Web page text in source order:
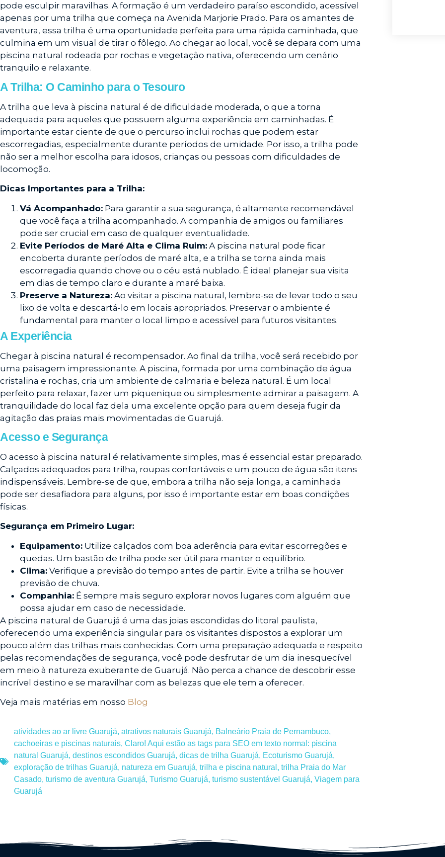
pode esculpir maravilhas. A formação é um verdadeiro paraíso escondido, acessível
apenas por uma trilha que começa na Avenida Marjorie Prado. Para os amantes de
aventura, essa trilha é uma oportunidade perfeita para uma rápida caminhada, que
culmina em um visual de tirar o fôlego. Ao chegar ao local, você se depara com uma
piscina natural rodeada por rochas e vegetação nativa, oferecendo um cenário
tranquilo e relaxante.
A Trilha: O Caminho para o Tesouro
A trilha que leva à piscina natural é de dificuldade moderada, o que a torna
adequada para aqueles que possuem alguma experiência em caminhadas. É
importante estar ciente de que o percurso inclui rochas que podem estar
escorregadias, especialmente durante períodos de umidade. Por isso, a trilha pode
não ser a melhor escolha para idosos, crianças ou pessoas com dificuldades de
locomoção.
Dicas Importantes para a Trilha:
Vá Acompanhado: Para garantir a sua segurança, é altamente recomendável
que você faça a trilha acompanhado. A companhia de amigos ou familiares
pode ser crucial em caso de qualquer eventualidade.
Evite Períodos de Maré Alta e Clima Ruim: A piscina natural pode ficar
encoberta durante períodos de maré alta, e a trilha se torna ainda mais
escorregadia quando chove ou o céu está nublado. É ideal planejar sua visita
em dias de tempo claro e durante a maré baixa.
Preserve a Natureza: Ao visitar a piscina natural, lembre-se de levar todo o seu
lixo de volta e descartá-lo em locais apropriados. Preservar o ambiente é
fundamental para manter o local limpo e acessível para futuros visitantes.
A Experiência
Chegar à piscina natural é recompensador. Ao final da trilha, você será recebido por
uma paisagem impressionante. A piscina, formada por uma combinação de água
cristalina e rochas, cria um ambiente de calmaria e beleza natural. É um local
perfeito para relaxar, fazer um piquenique ou simplesmente admirar a paisagem. A
tranquilidade do local faz dela uma excelente opção para quem deseja fugir da
agitação das praias mais movimentadas de Guarujá.
Acesso e Segurança
O acesso à piscina natural é relativamente simples, mas é essencial estar preparado.
Calçados adequados para trilha, roupas confortáveis e um pouco de água são itens
indispensáveis. Lembre-se de que, embora a trilha não seja longa, a caminhada
pode ser desafiadora para alguns, por isso é importante estar em boas condições
físicas.
Segurança em Primeiro Lugar:
Equipamento: Utilize calçados com boa aderência para evitar escorregões e
quedas. Um bastão de trilha pode ser útil para manter o equilíbrio.
Clima: Verifique a previsão do tempo antes de partir. Evite a trilha se houver
previsão de chuva.
Companhia: É sempre mais seguro explorar novos lugares com alguém que
possa ajudar em caso de necessidade.
A piscina natural de Guarujá é uma das joias escondidas do litoral paulista,
oferecendo uma experiência singular para os visitantes dispostos a explorar um
pouco além das trilhas mais conhecidas. Com uma preparação adequada e respeito
pelas recomendações de segurança, você pode desfrutar de um dia inesquecível
em meio à natureza exuberante de Guarujá. Não perca a chance de descobrir esse
incrível destino e se maravilhar com as belezas que ele tem a oferecer.
Veja mais matérias em nosso Blog
atividades ao ar livre Guarujá, atrativos naturais Guarujá, Balneário Praia de Pernambuco,
cachoeiras e piscinas naturais, Claro! Aqui estão as tags para SEO em texto normal: piscina
natural Guarujá, destinos escondidos Guarujá, dicas de trilha Guarujá, Ecoturismo Guarujá,
exploração de trilhas Guarujá, natureza em Guarujá, trilha e piscina natural , trilha Praia do Mar
Casado, turismo de aventura Guarujá, Turismo Guarujá, turismo sustentável Guarujá, Viagem para
Guarujá